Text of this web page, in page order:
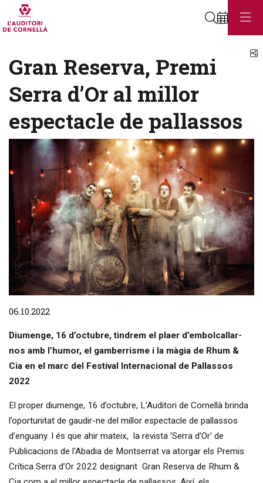
Cerca
Gran Reserva, Premi
Serra d’Or al millor
espectacle de pallassos
06.10.2022
Diumenge, 16 d’octubre, tindrem el plaer d’embolcallar-
nos amb l’humor, el gamberrisme i la màgia de Rhum &
Cia en el marc del Festival Internacional de Pallassos
2022
El proper diumenge, 16 d’octubre, L’Auditori de Cornellà brinda
l’oportunitat de gaudir-ne del millor espectacle de pallassos
d’enguany. I és que ahir mateix, la revista 'Serra d'Or' de
Publicacions de l'Abadia de Montserrat va atorgar els Premis
Crítica Serra d’Or 2022 designant Gran Reserva de Rhum &